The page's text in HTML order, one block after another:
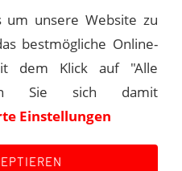
SINATRA SHOW
SINATRA SHOW
um unsere Website zu
bestmögliche Online-
dem Klick auf "Alle
Sie sich damit
Einstellungen